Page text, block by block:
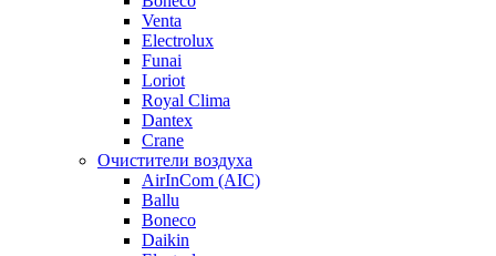
Venta
Electrolux
Funai
Loriot
Royal Clima
Dantex
Crane
Очистители воздуха
AirInCom (AIC)
Ballu
Boneco
Daikin